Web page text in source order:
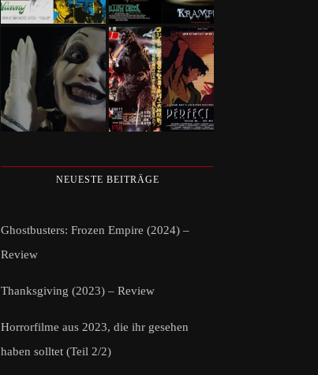
NEUESTE BEITRÄGE
Ghostbusters: Frozen Empire (2024) –
Review
Thanksgiving (2023) – Review
Horrorfilme aus 2023, die ihr gesehen
haben solltet (Teil 2/2)